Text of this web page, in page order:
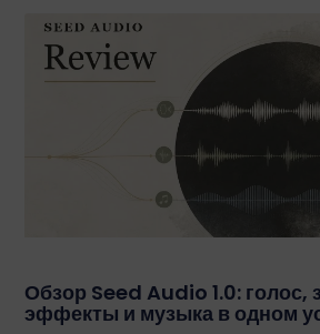
Обзор Seed Audio 1.0: голос,
эффекты и музыка в одном